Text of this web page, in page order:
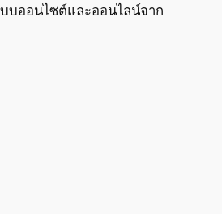
บออนไซต์และออนไลน์จาก